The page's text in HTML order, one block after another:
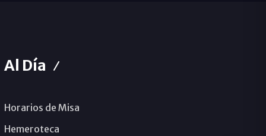
Al Día
Horarios de Misa
Hemeroteca